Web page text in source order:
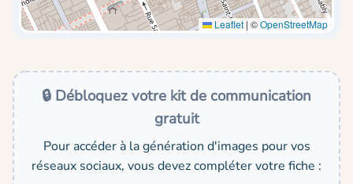
Leaflet | ©OpenStreetMap
🔒 Débloquez votre kit de communication
gratuit
Pour accéder à la génération d'images pour vos
réseaux sociaux, vous devez compléter votre fiche :